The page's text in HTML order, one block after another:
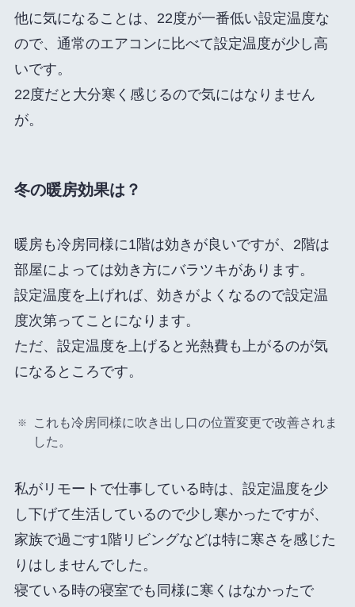
他に気になることは、22度が一番低い設定温度な
ので、通常のエアコンに比べて設定温度が少し高
いです。
22度だと大分寒く感じるので気にはなりません
が。
冬の暖房効果は？
暖房も冷房同様に1階は効きが良いですが、2階は
部屋によっては効き方にバラツキがあります。
設定温度を上げれば、効きがよくなるので設定温
度次第ってことになります。
ただ、設定温度を上げると光熱費も上がるのが気
になるところです。
これも冷房同様に吹き出し口の位置変更で改善されま
した。
私がリモートで仕事している時は、設定温度を少
し下げて生活しているので少し寒かったですが、
家族で過ごす1階リビングなどは特に寒さを感じた
りはしませんでした。
寝ている時の寝室でも同様に寒くはなかったで